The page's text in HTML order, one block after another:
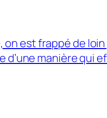
on est frappé de
manière qui